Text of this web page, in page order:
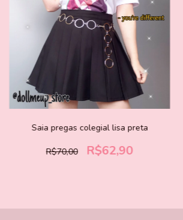
Saia pregas colegial lisa preta
R$70,00 R$62,90